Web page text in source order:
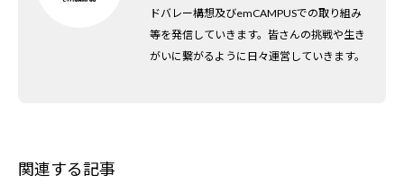
ドバレー構想及びemCAMPUSでの取り組み
等を発信していきます。皆さんの挑戦や生き
がいに繋がるように日々運営していきます。
関連する記事